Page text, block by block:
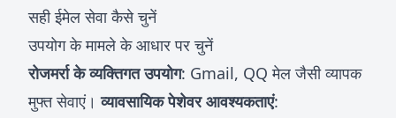
सही ईमेल सेवा कैसे चुनें
उपयोग के मामले के आधार पर चुनें
रोजमर्रा के व्यक्तिगत उपयोग: Gmail, QQ मेल जैसी व्यापक
मुफ्त सेवाएं।व्यावसायिक पेशेवर आवश्यकताएं: